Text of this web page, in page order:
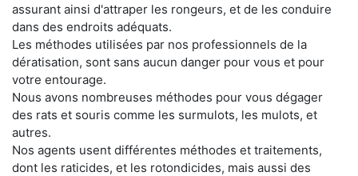
assurant ainsi d'attraper les rongeurs, et de les conduire
dans des endroits adéquats.
Les méthodes utilisées par nos professionnels de la
dératisation, sont sans aucun danger pour vous et pour
votre entourage.
Nous avons nombreuses méthodes pour vous dégager
des rats et souris comme les surmulots, les mulots, et
autres.
Nos agents usent différentes méthodes et traitements,
dont les raticides, et les rotondicides, mais aussi des